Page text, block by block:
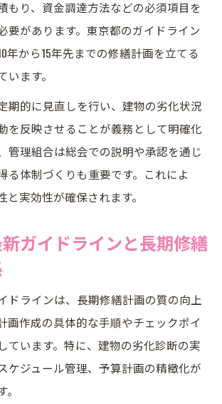
もり、資金調達方法などの必須項目を
要があります。東京都のガイドライン
年から15年先までの修繕計画を立てる
ます。
期的に見直しを行い、建物の劣化状況
を反映させることが義務として明確化
管理組合は総会での説明や承認を通じ
る体制づくりも重要です。これによ
と実効性が確保されます。
ガイドラインと長期修繕
ドラインは、長期修繕計画の質の向上
画作成の具体的な手順やチェックポイ
ています。特に、建物の劣化診断の実
ケジュール管理、予算計画の精緻化が